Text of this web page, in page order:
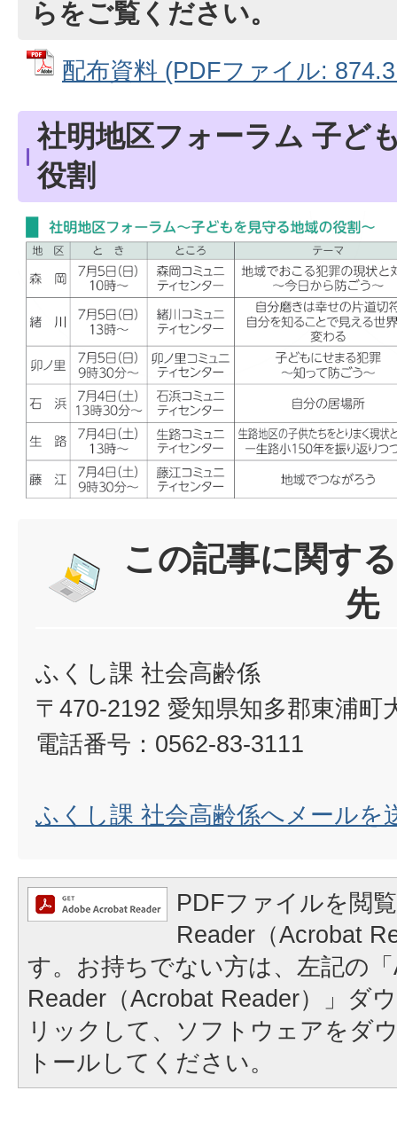
らをご覧ください。
配布資料 (PDFファイル:
社明地区フォーラム 子ど
役割
この記事に関す
先
ふくし課 社会高齢係
〒470-2192 愛知県知多郡東浦町
電話番号：0562-83-3111
ふくし課 社会高齢係へメールを
PDFファイルを閲
Reader（Acrobat
す。お持ちでない方は、左記の
Reader（Acrobat Reader）」ダ
リックして、ソフトウェアをダ
トールしてください。